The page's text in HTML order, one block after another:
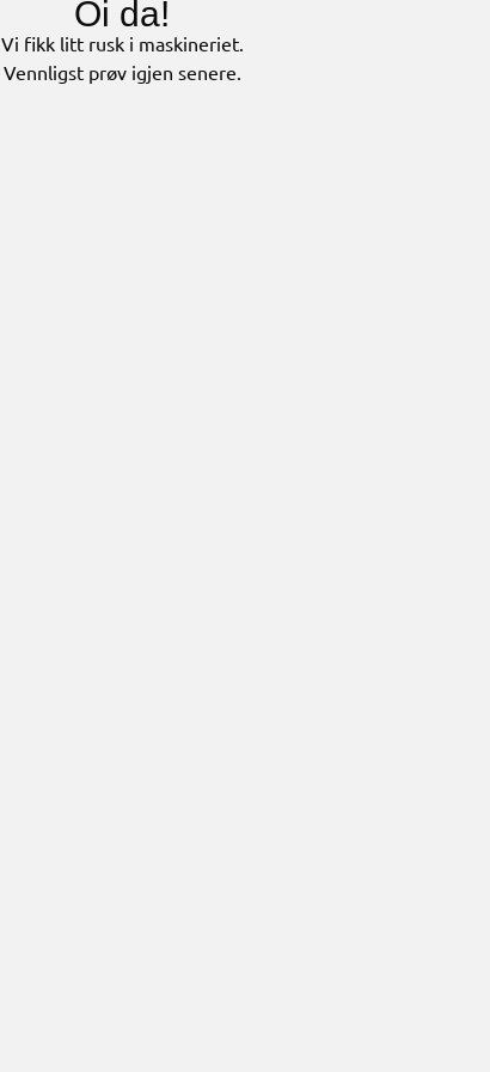
Oi da!
Vi fikk litt rusk i maskineriet.
Vennligst prøv igjen senere.